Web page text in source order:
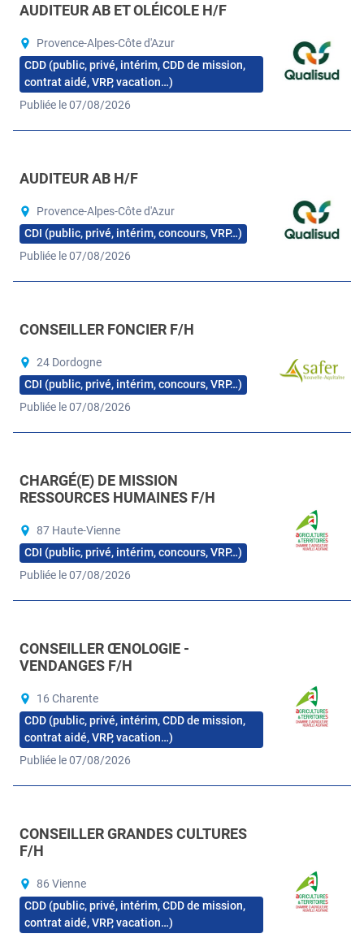
AUDITEUR AB ET OLÉICOLE H/F
Provence-Alpes-Côte d'Azur
CDD (public, privé, intérim, CDD de mission,
contrat aidé, VRP, vacation…)
Publiée le 07/08/2026
AUDITEUR AB H/F
Provence-Alpes-Côte d'Azur
CDI (public, privé, intérim, concours, VRP…)
Publiée le 07/08/2026
CONSEILLER FONCIER F/H
24 Dordogne
CDI (public, privé, intérim, concours, VRP…)
Publiée le 07/08/2026
CHARGÉ(E) DE MISSION
RESSOURCES HUMAINES F/H
87 Haute-Vienne
CDI (public, privé, intérim, concours, VRP…)
Publiée le 07/08/2026
CONSEILLER ŒNOLOGIE -
VENDANGES F/H
16 Charente
CDD (public, privé, intérim, CDD de mission,
contrat aidé, VRP, vacation…)
Publiée le 07/08/2026
CONSEILLER GRANDES CULTURES
F/H
86 Vienne
CDD (public, privé, intérim, CDD de mission,
contrat aidé, VRP, vacation…)